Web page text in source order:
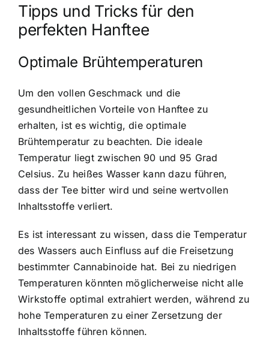
Tipps und Tricks für den
perfekten Hanftee
Optimale Brühtemperaturen
Um den vollen Geschmack und die
gesundheitlichen Vorteile von Hanftee zu
erhalten, ist es wichtig, die optimale
Brühtemperatur zu beachten. Die ideale
Temperatur liegt zwischen 90 und 95 Grad
Celsius. Zu heißes Wasser kann dazu führen,
dass der Tee bitter wird und seine wertvollen
Inhaltsstoffe verliert.
Es ist interessant zu wissen, dass die Temperatur
des Wassers auch Einfluss auf die Freisetzung
bestimmter Cannabinoide hat. Bei zu niedrigen
Temperaturen könnten möglicherweise nicht alle
Wirkstoffe optimal extrahiert werden, während zu
hohe Temperaturen zu einer Zersetzung der
Inhaltsstoffe führen können.